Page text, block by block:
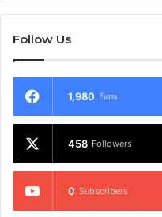
Follow Us
1,980 Fans
458 Followers
0 Subscribers